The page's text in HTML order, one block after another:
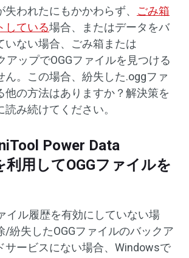
失われたにもかかわらず、 ごみ箱
している場合、またはデータをバ
いない場合、ごみ箱または
アップでOGGファイルを見つける
ん。この場合、紛失した.oggファ
他の方法はありますか？解決策を
読み続けてください。
Power Data
利用してOGGファイルを
イル履歴を有効にしていない場
/紛失したOGGファイルのバックア
サービスにない場合、Windowsで